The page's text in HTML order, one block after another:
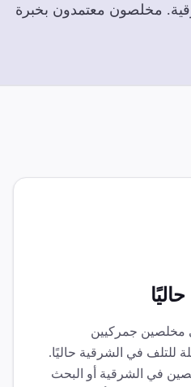
. مخلصون معتمدون بخبرة
مخلصين جمركيين
للتلف في الشرقية حاليًا.
في الشرقية أو البحث